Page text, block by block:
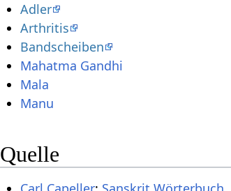
Adler
Arthritis
Bandscheiben
Mahatma Gandhi
Mala
Manu
Quelle